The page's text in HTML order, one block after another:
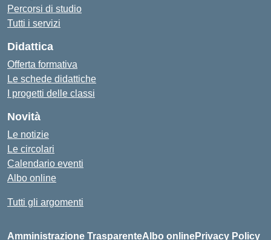
Percorsi di studio
Tutti i servizi
Didattica
Offerta formativa
Le schede didattiche
I progetti delle classi
Novità
Le notizie
Le circolari
Calendario eventi
Albo online
Tutti gli argomenti
Amministrazione TrasparenteAlbo onlinePrivacy Policy